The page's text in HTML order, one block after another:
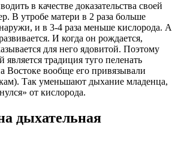
в качестве доказательства своей
В утробе матери в 2 раза больше
и в 3-4 раза меньше кислорода. А
И когда он рождается,
для него ядовитой. Поэтому
является традиция туго пеленать
Востоке вообще его привязывали
Так уменьшают дыхание младенца,
от кислорода.
дыхательная